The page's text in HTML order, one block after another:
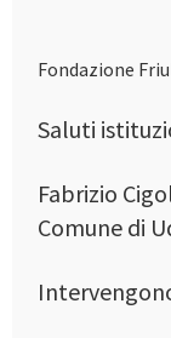
Fondazione
Saluti
Fabrizio
Comune di